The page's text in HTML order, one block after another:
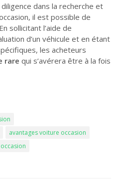
dans la recherche et
il est possible de
sollicitant l’aide de
d’un véhicule et en étant
les acheteurs
rare qui s’avérera être à la fois
avantages voiture occasion